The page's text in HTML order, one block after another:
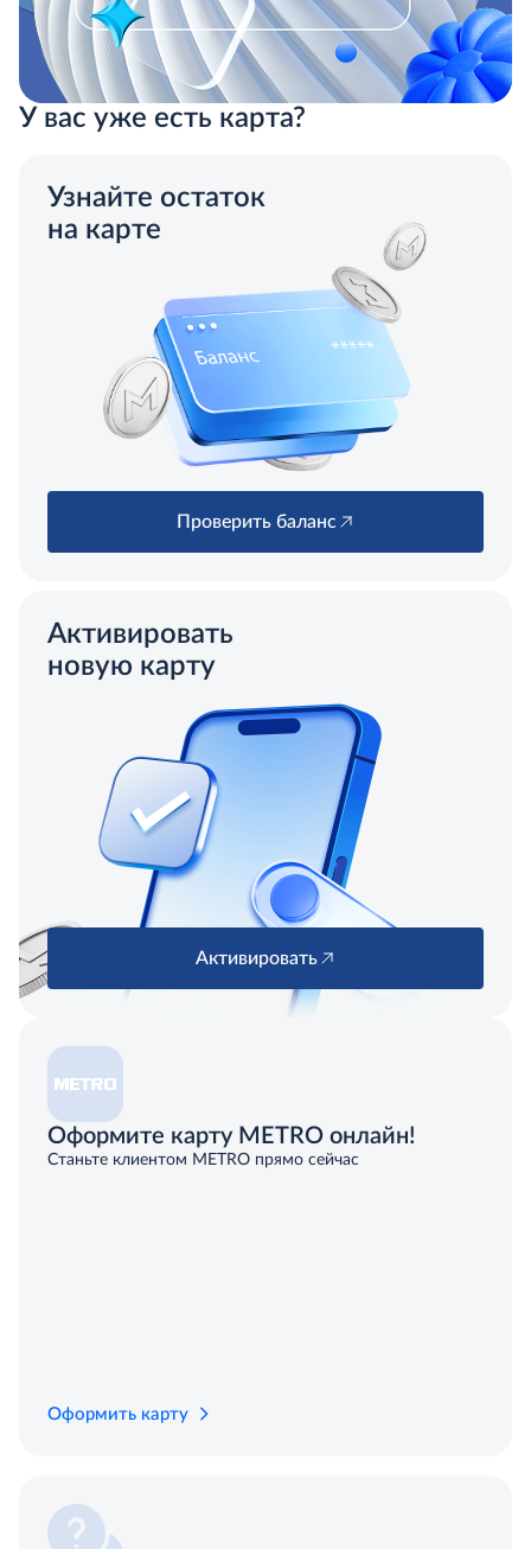
У вас уже есть карта?
Узнайте остаток
на карте
Проверить баланс
Активировать
новую карту
Активировать
Оформите карту METRO онлайн!
Станьте клиентом METRO прямо сейчас
Оформить карту